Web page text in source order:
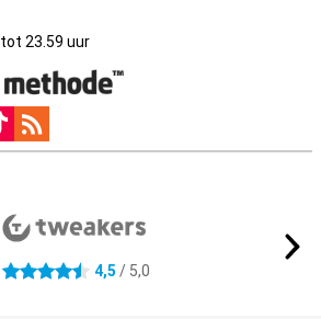
tot 23.59 uur
4.5 sterren 4,5 / 5,0